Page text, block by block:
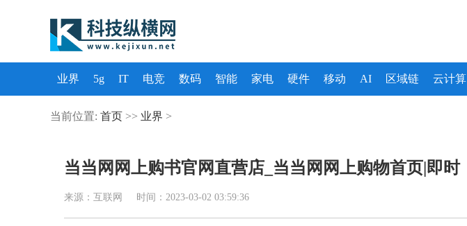
业界 5g IT 电竞 数码 智能 家电 硬件 移动 AI 区域链 云计算
当前位置: 首页 >> 业界 >
当当网网上购书官网直营店_当当网网上购物首页|即时
来源：互联网 时间：2023-03-02 03:59:36